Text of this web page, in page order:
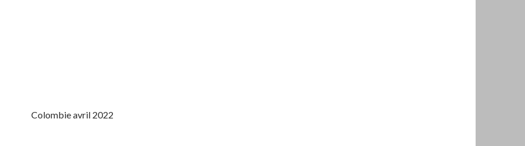
Colombie avril 2022